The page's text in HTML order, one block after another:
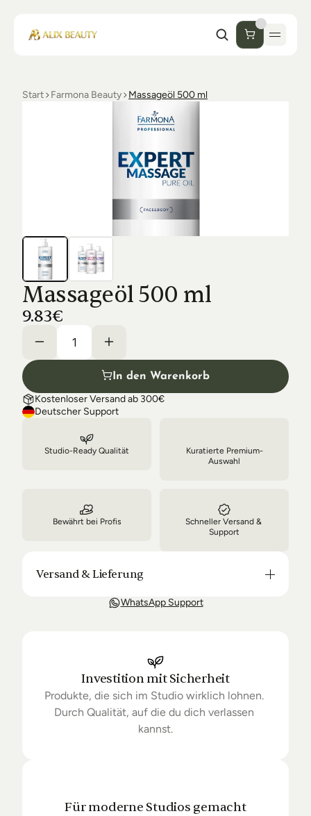
Start
Desinfektion
Alix Beauty
Ästhetik
Luxmer
Contact
FAQs
Orders & Returns
Shipping & Delivery
Support
Start Farmona Beauty Massageöl 500 ml
Massageöl 500 ml
9.83€
In den Warenkorb
Kostenloser Versand ab 300€
Deutscher Support
Studio-Ready Qualität
Kuratierte Premium-
Auswahl
Bewährt bei Profis
Schneller Versand &
Support
Versand & Lieferung
Unsere Lieferung ist in der Regel in 3-8 Tagen bei
Lieferung unter Umständen um einige Tage
verzögern.
WhatsApp Support
Investition mit Sicherheit
Produkte, die sich im Studio wirklich lohnen.
Durch Qualität, auf die du dich verlassen
kannst.
Für moderne Studios gemacht